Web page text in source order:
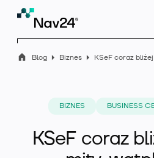
Blog Biznes
BIZNES BUSINESS
KSeF coraz